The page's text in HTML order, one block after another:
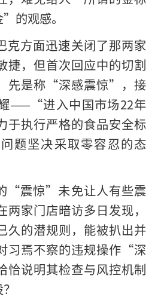
的观感。
克方面迅速关闭了那两家
捷，但首次回应中的切割
先是称“深感震惊”，接
——“进入中国市场22年
于执行严格的食品安全标
题坚决采取零容忍的态
“震惊”未免让人有些震
家门店暗访多日发现，
久的潜规则，能被扒出并
习焉不察的违规操作“深
说明其检查与风控机制